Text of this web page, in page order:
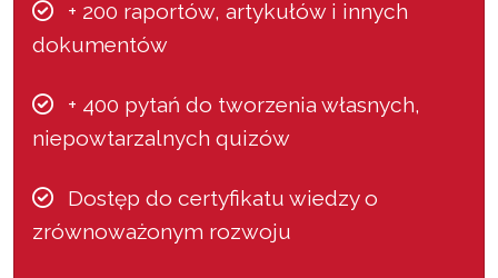
+ 200 raportów, artykułów i innych
dokumentów
+ 400 pytań do tworzenia własnych,
niepowtarzalnych quizów
Dostęp do certyfikatu wiedzy o
zrównoważonym rozwoju